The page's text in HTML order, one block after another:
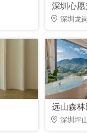
深圳心
深圳龙
远山森
深圳坪